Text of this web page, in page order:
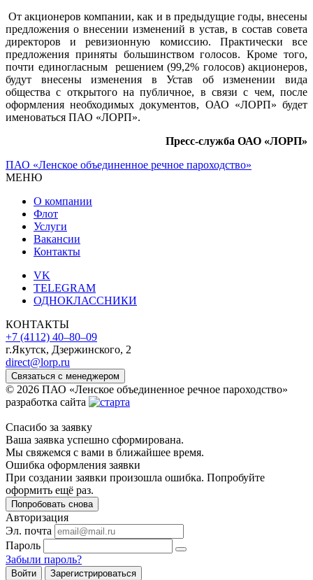
От акционеров компании, как и в предыдущие годы, внесены
предложения о внесении изменений в устав, в состав совета
директоров и ревизионную комиссию. Практически все
предложения приняты большинством голосов. Кроме того,
почти единогласным решением (99,2% голосов) акционеров,
будут внесены изменения в Устав об изменении вида
общества с открытого на публичное, в связи с чем, после
оформления необходимых документов, ОАО «ЛОРП» будет
именоваться ПАО «ЛОРП».
Пресс-служба ОАО «ЛОРП»
ПАО «Ленское объединенное речное пароходство»
МЕНЮ
О компании
Флот
Услуги
Вакансии
Контакты
VK
TELEGRAM
ОДНОКЛАССНИКИ
КОНТАКТЫ
+7 (4112) 40‒80‒09
г.Якутск, Дзержинского, 2
direct@lorp.ru
Связаться с менеджером
© 2026 ПАО «Ленское объединенное речное пароходство»
разработка сайта
Спасибо за заявку
Ваша заявка успешно сформирована.
Мы свяжемся с вами в ближайшее время.
Ошибка оформления заявки
При создании заявки произошла ошибка. Попробуйте
оформить ещё раз.
Попробовать снова
Авторизация
Эл. почта
Пароль
Забыли пароль?
Войти Зарегистрироваться